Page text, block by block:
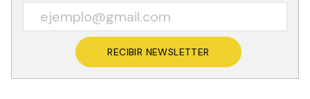
RECIBIR NEWSLETTER